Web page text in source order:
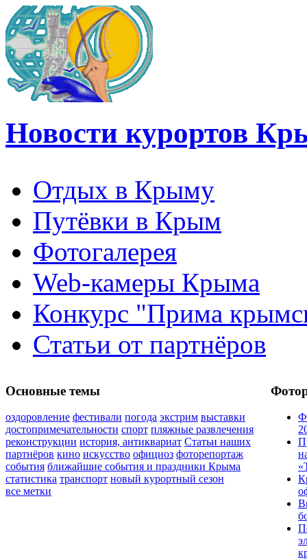
Новости курортов
Отдых в Крыму
Путёвки в Крым
Фотогалерея
Web-камеры Крыма
Конкурс "Прима
Статьи от партнёров
Основные темы
оздоровление фестивали погода экстрим выставки
достопримечательности спорт пляжные развлечения
реконструкции история, антиквариат Статьи наших
партнёров кино искусство официоз фоторепортаж
события ближайшие события и праздники Крыма
статистика транспорт новый курортный сезон
все метки